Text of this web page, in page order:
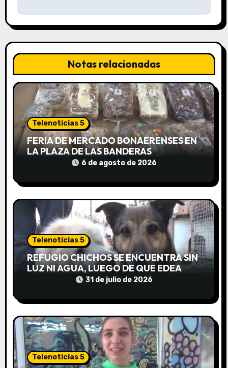
a
c
i
ó
d
e
e
n
t
a
d
s
Notas relacionadas
Telenoticias 5
FERIA DE MERCADO BONAERENSES EN
LA PLAZA DE LAS BANDERAS
6 de agosto de 2026
Telenoticias 5
REFUGIO CHICHOS SE ENCUENTRA SIN
LUZ NI AGUA, LUEGO DE QUE EDEA
CORTARA EL SUMINISTRO SIN AVISO
31 de julio de 2026
Telenoticias 5